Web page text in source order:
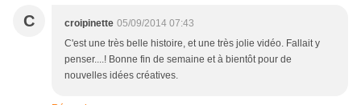
C croipinette 05/09/2014 07:43
C'est une très belle histoire, et une très jolie vidéo. Fallait y
penser....! Bonne fin de semaine et à bientôt pour de
nouvelles idées créatives.